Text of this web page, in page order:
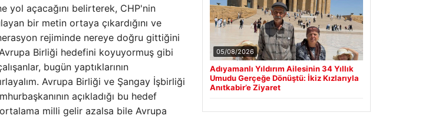
yol açacağını belirterek, CHP'nin
bir metin ortaya çıkardığını ve
rejiminde nereye doğru gittiğini
Birliği hedefini koyuyormuş gibi
bugün yaptıklarının
Avrupa Birliği ve Şangay İşbirliği
açıkladığı bu hedef
milli gelir azalsa bile Avrupa
05/08/2026
Adıyamanlı Yıldırım Ailesinin 34 Yıllık
Umudu Gerçeğe Dönüştü: İkiz Kızlarıyla
Anıtkabir’e Ziyaret